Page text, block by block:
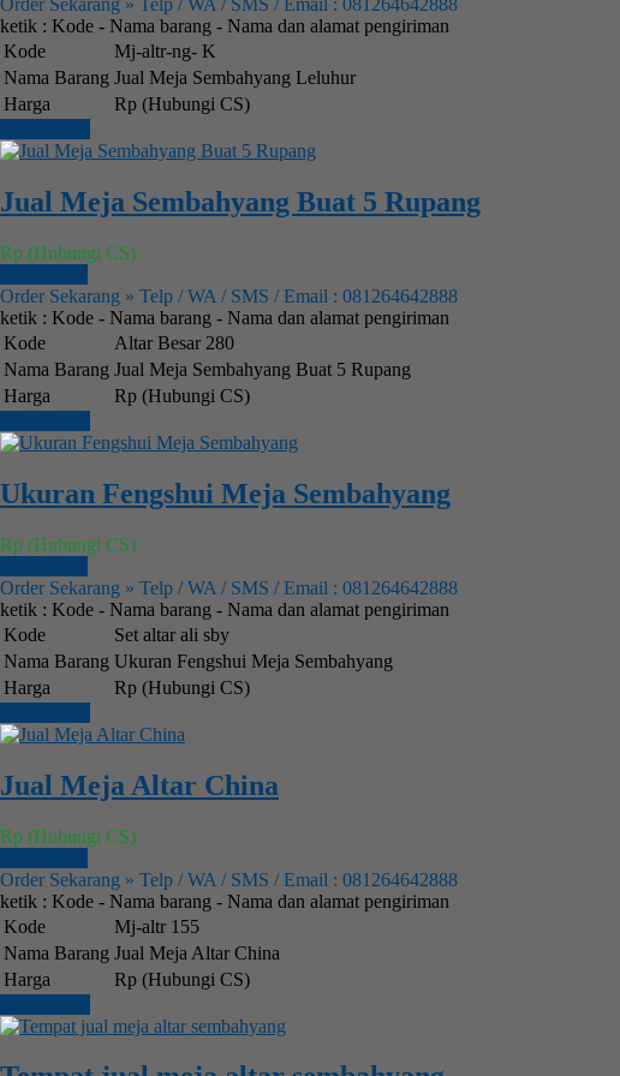
Order Sekarang » Telp / WA / SMS / Email : 081264642888
ketik : Kode - Nama barang - Nama dan alamat pengiriman
Kode
Mj-altr-ng- K
Nama Barang Jual Meja Sembahyang Leluhur
Harga
Rp (Hubungi CS)
Jual Meja Sembahyang Buat 5 Rupang
Rp (Hubungi CS)
Order Sekarang » Telp / WA / SMS / Email : 081264642888
ketik : Kode - Nama barang - Nama dan alamat pengiriman
Kode
Altar Besar 280
Nama Barang Jual Meja Sembahyang Buat 5 Rupang
Harga
Rp (Hubungi CS)
Ukuran Fengshui Meja Sembahyang
Rp (Hubungi CS)
Order Sekarang » Telp / WA / SMS / Email : 081264642888
ketik : Kode - Nama barang - Nama dan alamat pengiriman
Kode
Set altar ali sby
Nama Barang Ukuran Fengshui Meja Sembahyang
Harga
Rp (Hubungi CS)
Jual Meja Altar China
Rp (Hubungi CS)
Order Sekarang » Telp / WA / SMS / Email : 081264642888
ketik : Kode - Nama barang - Nama dan alamat pengiriman
Kode
Mj-altr 155
Nama Barang Jual Meja Altar China
Harga
Rp (Hubungi CS)